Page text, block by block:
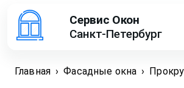
Сервис Окон
Санкт-Петербург
Главная › Фасадные окна ›